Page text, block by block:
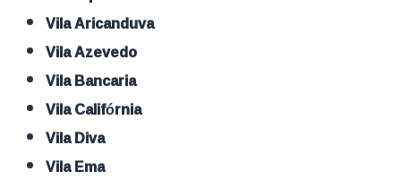
Vila Aricanduva
Vila Azevedo
Vila Bancaria
Vila Califórnia
Vila Diva
Vila Ema